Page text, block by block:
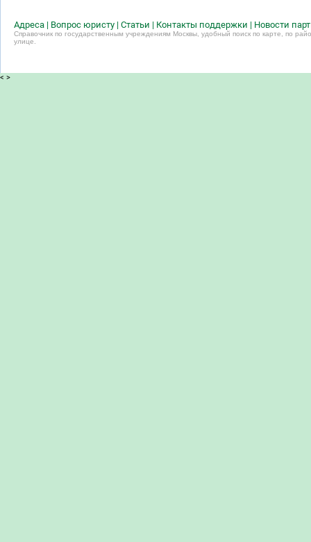
Адреса | Вопрос юристу | Статьи | Контакты поддержки | Новости
Справочник по государственным учреждениям Москвы, удобный поиск по карте, по
улице.
< >